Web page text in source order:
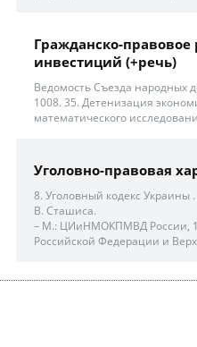
Гражданско-
инвестиций (+речь)
Ведомость Съезда народных
1008. 35. Детенизация
математического
Уголовно-правовая
8. Уголовный кодекс Украины
В. Сташиса.
– М.: ЦИиНМОКПМВД России,
Российской Федерации и